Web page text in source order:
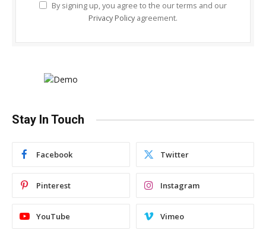
By signing up, you agree to the our terms and our
Privacy Policy agreement.
Stay In Touch
Facebook Twitter
Pinterest Instagram
YouTube Vimeo